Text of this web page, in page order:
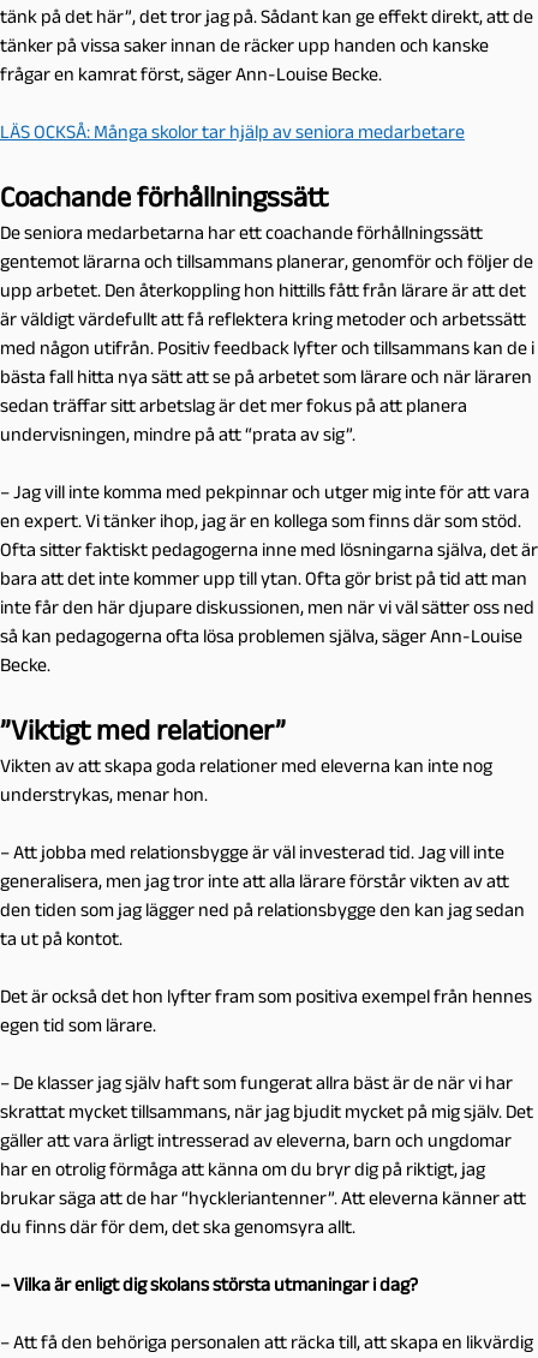
tänk på det här”, det tror jag på. Sådant kan ge effekt direkt, att de
tänker på vissa saker innan de räcker upp handen och kanske
frågar en kamrat först, säger Ann-Louise Becke.
LÄS OCKSÅ: Många skolor tar hjälp av seniora medarbetare
Coachande förhållningssätt
De seniora medarbetarna har ett coachande förhållningssätt
gentemot lärarna och tillsammans planerar, genomför och följer de
upp arbetet. Den återkoppling hon hittills fått från lärare är att det
är väldigt värdefullt att få reflektera kring metoder och arbetssätt
med någon utifrån. Positiv feedback lyfter och tillsammans kan de i
bästa fall hitta nya sätt att se på arbetet som lärare och när läraren
sedan träffar sitt arbetslag är det mer fokus på att planera
undervisningen, mindre på att “prata av sig”.
– Jag vill inte komma med pekpinnar och utger mig inte för att vara
en expert. Vi tänker ihop, jag är en kollega som finns där som stöd.
Ofta sitter faktiskt pedagogerna inne med lösningarna själva, det är
bara att det inte kommer upp till ytan. Ofta gör brist på tid att man
inte får den här djupare diskussionen, men när vi väl sätter oss ned
så kan pedagogerna ofta lösa problemen själva, säger Ann-Louise
Becke.
”Viktigt med relationer”
Vikten av att skapa goda relationer med eleverna kan inte nog
understrykas, menar hon.
– Att jobba med relationsbygge är väl investerad tid. Jag vill inte
generalisera, men jag tror inte att alla lärare förstår vikten av att
den tiden som jag lägger ned på relationsbygge den kan jag sedan
ta ut på kontot.
Det är också det hon lyfter fram som positiva exempel från hennes
egen tid som lärare.
– De klasser jag själv haft som fungerat allra bäst är de när vi har
skrattat mycket tillsammans, när jag bjudit mycket på mig själv. Det
gäller att vara ärligt intresserad av eleverna, barn och ungdomar
har en otrolig förmåga att känna om du bryr dig på riktigt, jag
brukar säga att de har “hyckleriantenner”. Att eleverna känner att
du finns där för dem, det ska genomsyra allt.
– Vilka är enligt dig skolans största utmaningar i dag?
– Att få den behöriga personalen att räcka till, att skapa en likvärdig